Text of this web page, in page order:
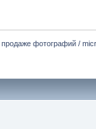
фотографий /